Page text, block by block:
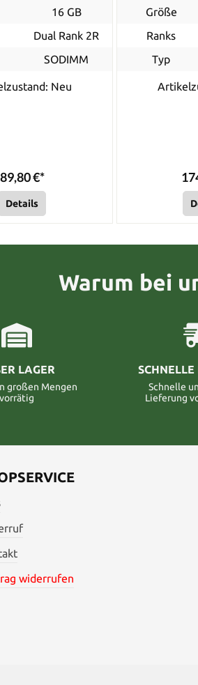
16 GB
Dual Rank 2R
SODIMM
Neu
89,80 €*
Details
Größe
Ranks
Typ
Warum bei
LAGER
großen Mengen
vorrätig
SCHNELLE
Schnelle
Lieferung
widerrufen